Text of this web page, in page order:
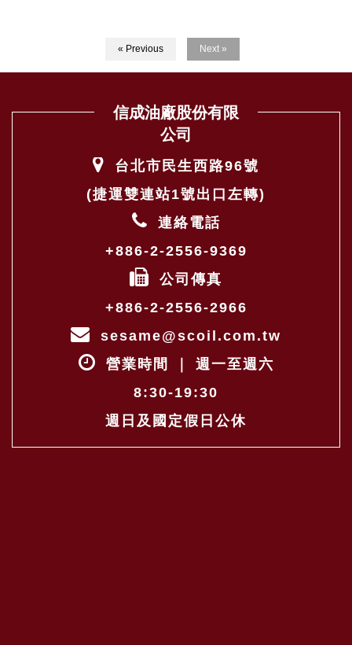
« Previous Next »
信成油廠股份有限
公司
台北市民生西路96號
(捷運雙連站1號出口左轉)
連絡電話
+886-2-2556-9369
公司傳真
+886-2-2556-2966
sesame@scoil.com.tw
營業時間 ｜ 週一至週六
8:30-19:30
週日及國定假日公休